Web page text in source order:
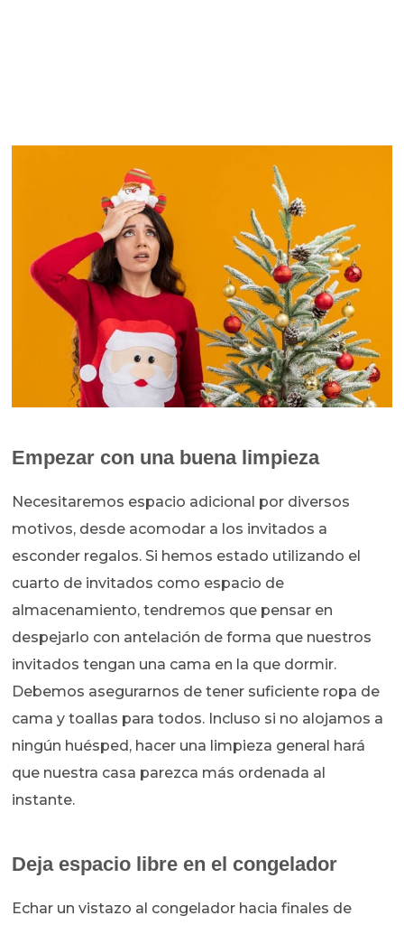
Empezar con una buena limpieza
Necesitaremos espacio adicional por diversos
motivos, desde acomodar a los invitados a
esconder regalos. Si hemos estado utilizando el
cuarto de invitados como espacio de
almacenamiento, tendremos que pensar en
despejarlo con antelación de forma que nuestros
invitados tengan una cama en la que dormir.
Debemos asegurarnos de tener suficiente ropa de
cama y toallas para todos. Incluso si no alojamos a
ningún huésped, hacer una limpieza general hará
que nuestra casa parezca más ordenada al
instante.
Deja espacio libre en el congelador
Echar un vistazo al congelador hacia finales de